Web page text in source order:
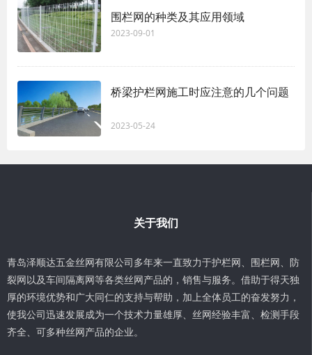
围栏网的种类及其应用领域
2023-09-01
桥梁护栏网施工时应注意的几个问题
2023-05-24
关于我们
青岛泽顺达五金丝网有限公司多年来一直致力于护栏网、围栏网、防
裂网以及车间隔离网等各类丝网产品的，销售与服务。借助于得天独
厚的环境优势和广大同仁的支持与帮助，加上全体员工的奋发努力，
使我公司迅速发展成为一个技术力量雄厚、丝网经验丰富、检测手段
齐全、可多种丝网产品的企业。